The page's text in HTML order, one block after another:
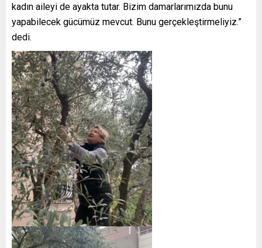
kadın aileyi de ayakta tutar. Bizim damarlarımızda bunu
yapabilecek gücümüz mevcut. Bunu gerçekleştirmeliyiz.”
dedi.